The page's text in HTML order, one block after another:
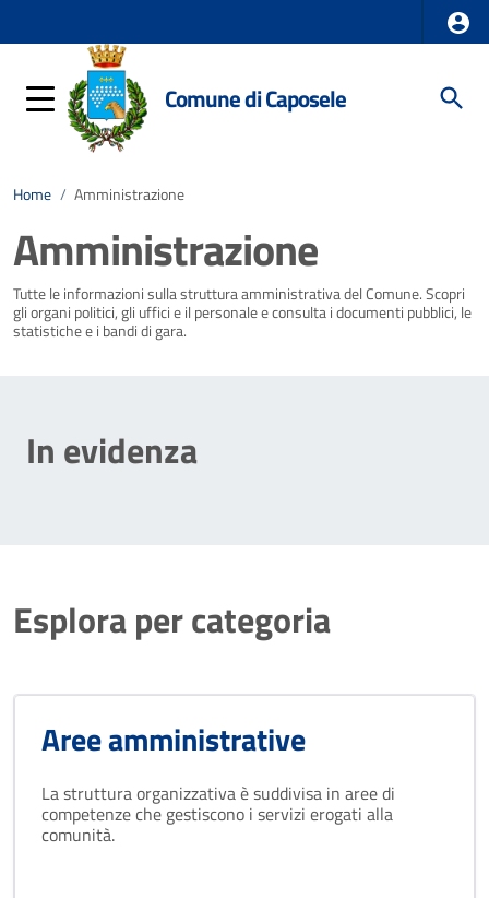
Comune di Caposele
Home / Amministrazione
Amministrazione
Tutte le informazioni sulla struttura amministrativa del Comune. Scopri
gli organi politici, gli uffici e il personale e consulta i documenti pubblici, le
statistiche e i bandi di gara.
In evidenza
Esplora per categoria
Aree amministrative
La struttura organizzativa è suddivisa in aree di
competenze che gestiscono i servizi erogati alla
comunità.